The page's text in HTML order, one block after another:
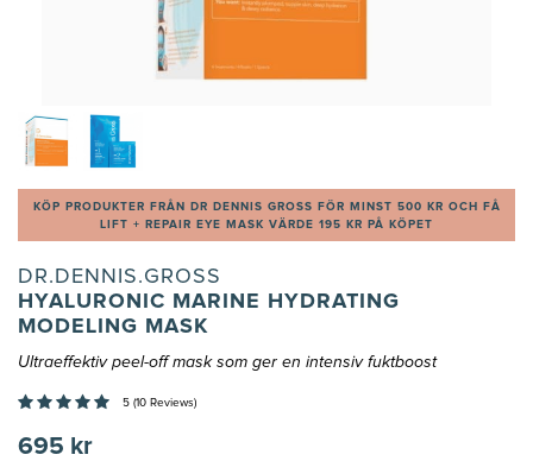
KÖP PRODUKTER FRÅN DR DENNIS GROSS FÖR MINST 500 KR OCH FÅ
LIFT + REPAIR EYE MASK VÄRDE 195 KR PÅ KÖPET
DR.DENNIS.GROSS
HYALURONIC MARINE HYDRATING
MODELING MASK
Ultraeffektiv peel-off mask som ger en intensiv fuktboost
5 (10 Reviews)
695 kr